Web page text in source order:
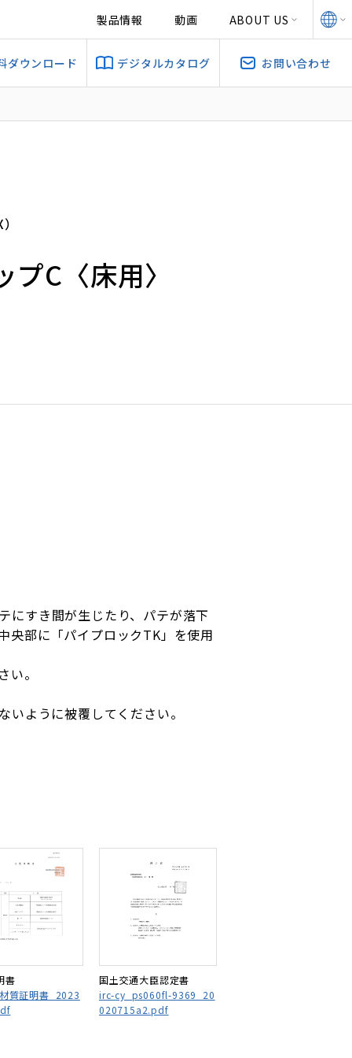
製品情報 動画 ABOUT US
ダウンロード デジタルカタログ お問い合わせ
プC〈床用〉
にすき間が生じたり、パテが落下
央部に「パイプロックTK」を使用
。
ように被覆してください。
書
質証明書_2023
国土交通大臣認定書
irc-cy_ps060fl-9369_20
020715a2.pdf